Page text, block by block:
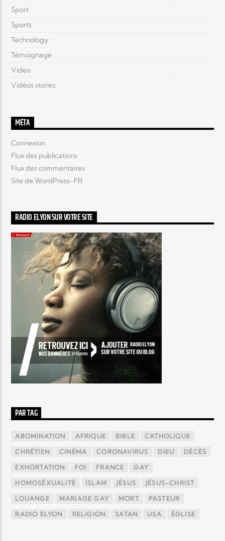
Sport
Sports
Technology
Témoignage
Video
Vidéos stories
MÉTA
Connexion
Flux des publications
Flux des commentaires
Site de WordPress-FR
RADIO ELYON SUR VOTRE SITE
PAR TAG
ABOMINATION AFRIQUE BIBLE CATHOLIQUE
CHRÉTIEN CINÉMA CORONAVIRUS DIEU DÉCÈS
EXHORTATION FOI FRANCE GAY
HOMOSÉXUALITÉ ISLAM JÉSUS JÉSUS-CHRIST
LOUANGE MARIAGE GAY MORT PASTEUR
RADIO ELYON RELIGION SATAN USA ÉGLISE